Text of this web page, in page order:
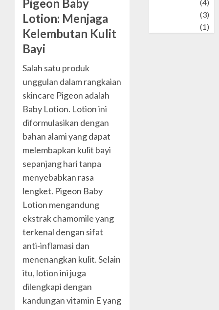
Pigeon Baby
Lotion: Menjaga
Kelembutan Kulit
Bayi
Salah satu produk
unggulan dalam rangkaian
skincare Pigeon adalah
Baby Lotion. Lotion ini
diformulasikan dengan
bahan alami yang dapat
melembapkan kulit bayi
sepanjang hari tanpa
menyebabkan rasa
lengket. Pigeon Baby
Lotion mengandung
ekstrak chamomile yang
terkenal dengan sifat
anti-inflamasi dan
menenangkan kulit. Selain
itu, lotion ini juga
dilengkapi dengan
kandungan vitamin E yang
(4)
(3)
(1)